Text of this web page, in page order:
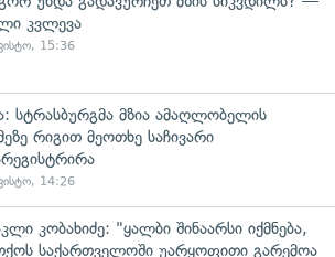
კვლევა
15:36
სტრასბურგმა მზია ამაღლობელის
რიგით მეოთხე საჩივარი
14:26
კობახიძე: "ყალბი შინაარსი იქმნება,
საქართველოში უარყოფითი გარემოა